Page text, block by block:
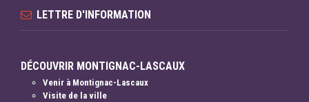
LETTRE D'INFORMATION
DÉCOUVRIR MONTIGNAC-LASCAUX
Venir à Montignac-Lascaux
Visite de la ville